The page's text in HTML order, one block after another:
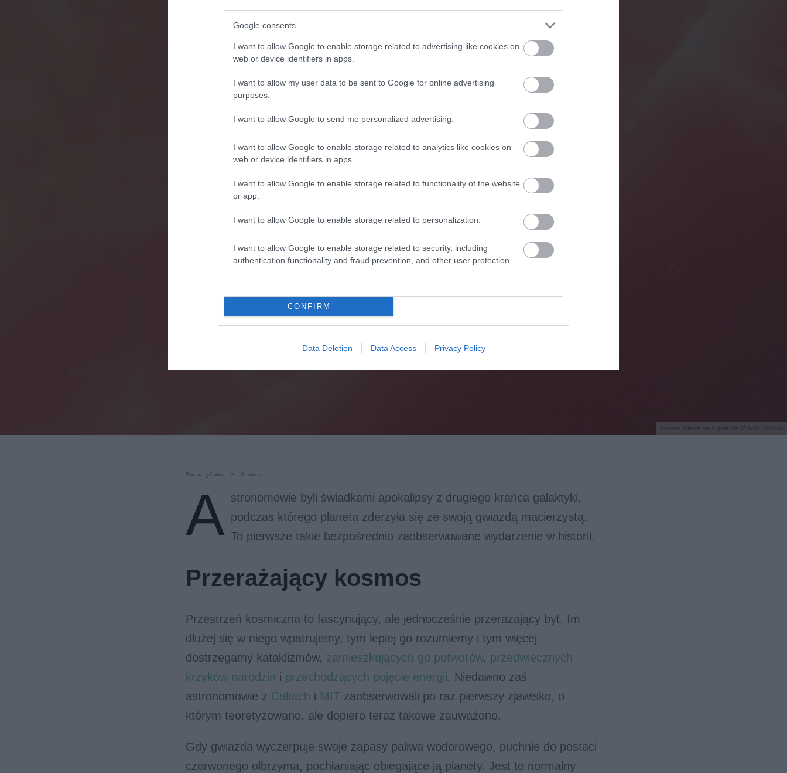
Google consents
I want to allow Google to enable storage related to advertising like cookies on
web or device identifiers in apps.
I want to allow my user data to be sent to Google for online advertising
purposes.
I want to allow Google to send me personalized advertising.
I want to allow Google to enable storage related to analytics like cookies on
web or device identifiers in apps.
I want to allow Google to enable storage related to functionality of the website
or app.
I want to allow Google to enable storage related to personalization.
I want to allow Google to enable storage related to security, including
authentication functionality and fraud prevention, and other user protection.
CONFIRM
Data Deletion Data Access Privacy Policy
Planeta zderza się z gwiazdą (Źródło: noirlab)
Strona główna Kosmos
A stronomowie byli świadkami apokalipsy z drugiego krańca galaktyki,
podczas którego planeta zderzyła się ze swoją gwiazdą macierzystą.
To pierwsze takie bezpośrednio zaobserwowane wydarzenie w historii.
Przerażający kosmos
Przestrzeń kosmiczna to fascynujący, ale jednocześnie przerażający byt. Im
dłużej się w niego wpatrujemy, tym lepiej go rozumiemy i tym więcej
dostrzegamy kataklizmów, zamieszkujących go potworów, przedwiecznych
krzyków narodzin i przechodzących pojęcie energii. Niedawno zaś
astronomowie z Caltech i MIT zaobserwowali po raz pierwszy zjawisko, o
którym teoretyzowano, ale dopiero teraz takowe zauważono.
Gdy gwiazda wyczerpuje swoje zapasy paliwa wodorowego, puchnie do postaci
czerwonego olbrzyma, pochłaniając obiegające ją planety. Jest to normalny